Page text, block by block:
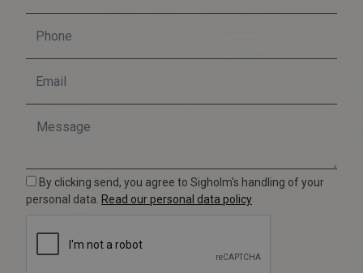
By clicking send, you agree to Sigholm's handling of your
personal data. Read our personal data policy